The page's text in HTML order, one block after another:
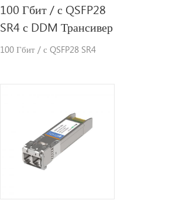
100 Гбит / с QSFP28
SR4 с DDM Трансивер
100 Гбит / с QSFP28 SR4